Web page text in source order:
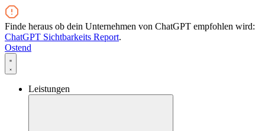
Zum
Inhalt
wechseln
Finde heraus ob dein Unternehmen von ChatGPT empfohlen wird:
ChatGPT Sichtbarkeits Report.
Ostend
Leistungen